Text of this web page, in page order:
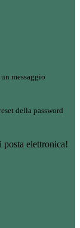
messaggio
della password
elettronica!